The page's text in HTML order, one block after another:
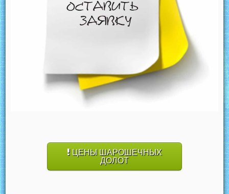
ЦЕНЫ ШАРОШЕЧНЫХ
ДОЛОТ